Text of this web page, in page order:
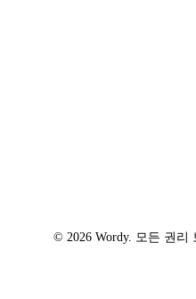
© 2026 Wordy. 모든 권리